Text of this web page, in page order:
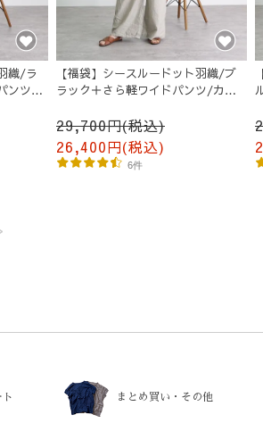
織/ラ
ンツ/
【福袋】シースルードット羽織/ブ
ラック＋さら軽ワイドパンツ/カー
29,700円(税込)
26,400円(税込)
6件
まとめ買い・その他